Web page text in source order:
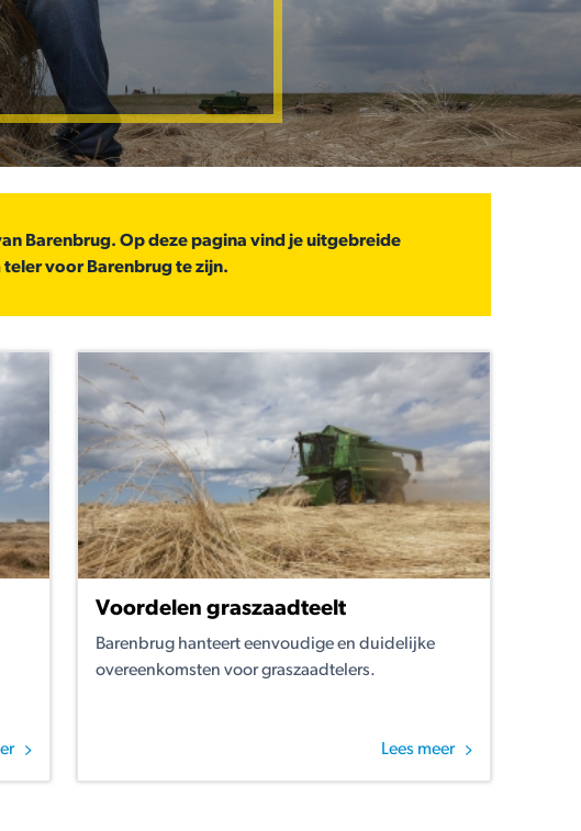
Barenbrug. Op deze pagina vind je uitgebreide
voor Barenbrug te zijn.
Voordelen graszaadteelt
Barenbrug hanteert eenvoudige en duidelijke
overeenkomsten voor graszaadtelers.
Lees meer